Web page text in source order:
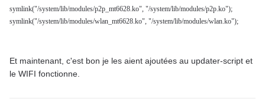
symlink("/system/lib/modules/p2p_mt6628.ko", "/system/lib/modules/p2p.ko");
symlink("/system/lib/modules/wlan_mt6628.ko", "/system/lib/modules/wlan.ko");
Et maintenant, c'est bon je les aient ajoutées au updater-script et
le WIFI fonctionne.